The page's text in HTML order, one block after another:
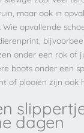
maar ook in
opvallende
onder een rok of
boots onder een
of plooien zijn ook
dagen